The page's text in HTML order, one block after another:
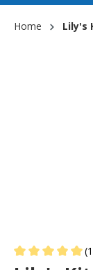
Home Lily's
Average rating